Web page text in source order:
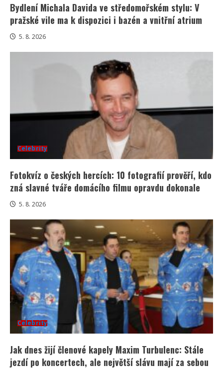
Bydlení Michala Davida ve středomořském stylu: V
pražské vile ma k dispozici i bazén a vnitřní atrium
5. 8. 2026
Celebrity
Fotokvíz o českých hercích: 10 fotografií prověří, kdo
zná slavné tváře domácího filmu opravdu dokonale
5. 8. 2026
Celebrity
Jak dnes žijí členové kapely Maxim Turbulenc: Stále
jezdí po koncertech, ale největší slávu mají za sebou